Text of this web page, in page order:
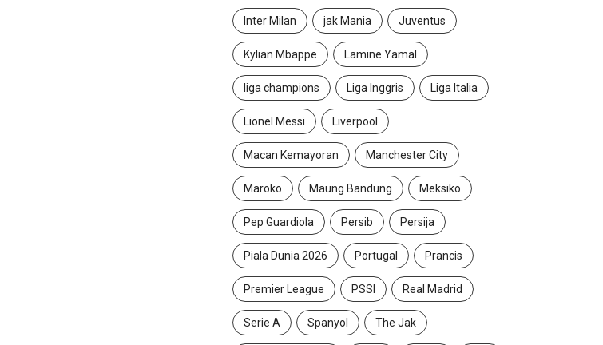
Inter Milan jak Mania Juventus
Kylian Mbappe Lamine Yamal
liga champions Liga Inggris Liga Italia
Lionel Messi Liverpool
Macan Kemayoran Manchester City
Maroko Maung Bandung Meksiko
Pep Guardiola Persib Persija
Piala Dunia 2026 Portugal Prancis
Premier League PSSI Real Madrid
Serie A Spanyol The Jak